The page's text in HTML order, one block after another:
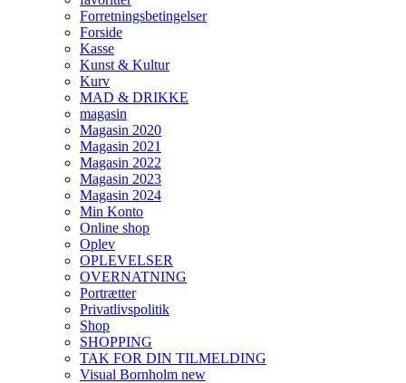
Forretningsbetingelser
Forside
Kasse
Kunst & Kultur
Kurv
MAD & DRIKKE
magasin
Magasin 2020
Magasin 2021
Magasin 2022
Magasin 2023
Magasin 2024
Min Konto
Online shop
Oplev
OPLEVELSER
OVERNATNING
Portrætter
Privatlivspolitik
Shop
SHOPPING
TAK FOR DIN TILMELDING
Visual Bornholm new